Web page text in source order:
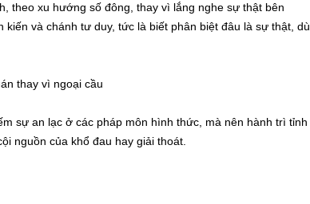
theo xu hướng số đông, thay vì lắng nghe sự thật bên
và chánh tư duy, tức là biết phân biệt đâu là sự thật, dù
thay vì ngoại cầu
sự an lạc ở các pháp môn hình thức, mà nên hành trì tỉnh
nguồn của khổ đau hay giải thoát.